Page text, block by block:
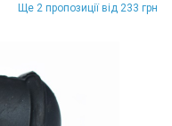
Ще 2 пропозиції від 233 грн